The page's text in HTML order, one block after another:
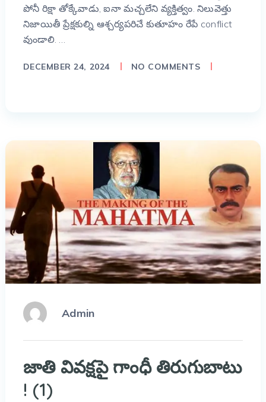
పోనీ రిక్షా తోక్కేవాడు, ఐనా మచ్చలేని వ్యక్తిత్వం. నిలువెత్తు
నిజాయితీ ప్రేక్షకుల్ని ఆశ్చర్యపరిచే కుతూహం రేపే conflict
వుండాలి. …
DECEMBER 24, 2024 NO COMMENTS
Admin
జాతి వివక్షపై గాంధీ తిరుగుబాటు
! (1)